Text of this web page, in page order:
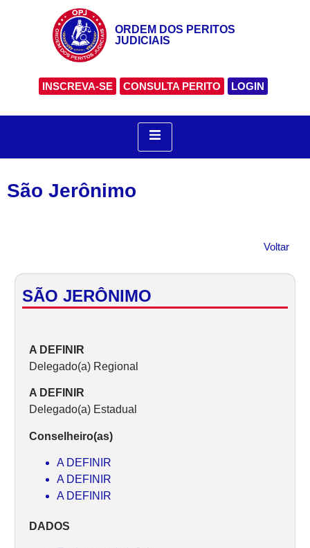
ORDEM DOS PERITOS
JUDICIAIS
INSCREVA-SE CONSULTA PERITO LOGIN
São Jerônimo
Voltar
SÃO JERÔNIMO
A DEFINIR
Delegado(a) Regional
A DEFINIR
Delegado(a) Estadual
Conselheiro(as)
A DEFINIR
A DEFINIR
A DEFINIR
DADOS